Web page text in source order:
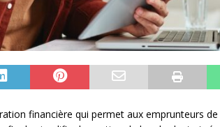
financière qui permet aux emprunteurs